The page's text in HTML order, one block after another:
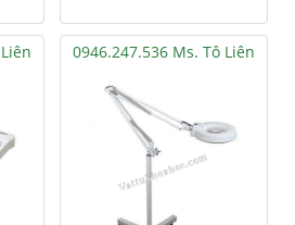
0946.247.536 Ms. Tô Liên